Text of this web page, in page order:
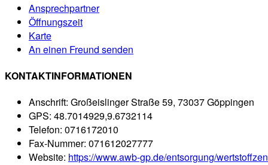
Ansprechpartner
Öffnungszeit
Karte
An einen Freund senden
KONTAKTINFORMATIONEN
Anschrift: Großeislinger Straße 59, 73037 Göppingen
GPS: 48.7014929,9.6732114
Telefon: 0716172010
Fax-Nummer: 071612027777
Website: https://www.awb-gp.de/entsorgung/